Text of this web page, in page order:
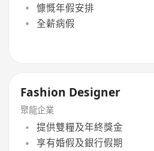
慷慨年假安排
全薪病假
Fashion Designer
聚龍企業
提供雙糧及年終獎金
享有婚假及銀行假期